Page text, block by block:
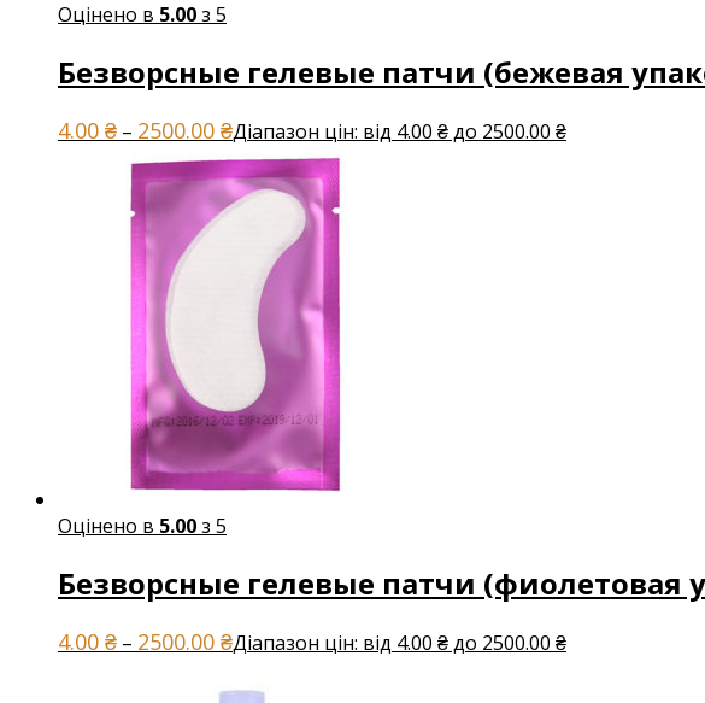
Оцінено в 5.00з 5
Безворсные гелевые патчи (бежевая
4.00 ₴ – 2500.00 ₴Діапазон цін: від 4.00 ₴ до 2500.00 ₴
Оцінено в 5.00з 5
Безворсные гелевые патчи (фиолетовая
4.00 ₴ – 2500.00 ₴Діапазон цін: від 4.00 ₴ до 2500.00 ₴